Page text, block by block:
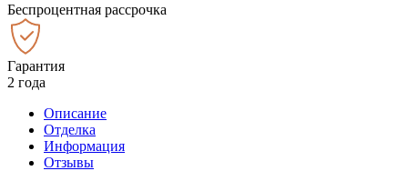
Беспроцентная рассрочка
Гарантия
2 года
Описание
Отделка
Информация
Отзывы